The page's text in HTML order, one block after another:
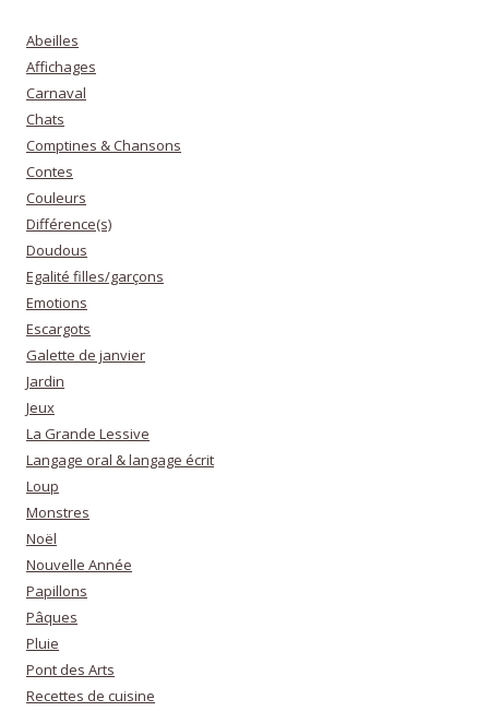
Abeilles
Affichages
Carnaval
Chats
Comptines & Chansons
Contes
Couleurs
Différence(s)
Doudous
Egalité filles/garçons
Emotions
Escargots
Galette de janvier
Jardin
Jeux
La Grande Lessive
Langage oral & langage écrit
Loup
Monstres
Noël
Nouvelle Année
Papillons
Pâques
Pluie
Pont des Arts
Recettes de cuisine